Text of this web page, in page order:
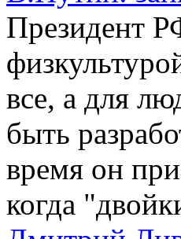
Президент
все, а для
быть
время он
когда